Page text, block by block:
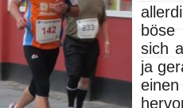
böse
sich
ja